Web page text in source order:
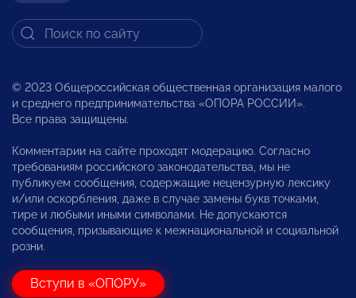
© 2023 Общероссийская общественная организация малого
и среднего предпринимательства «ОПОРА РОССИИ».
Все права защищены.
Комментарии на сайте проходят модерацию. Согласно
требованиям российского законодательства, мы не
публикуем сообщения, содержащие нецензурную лексику
и/или оскорбления, даже в случае замены букв точками,
тире и любыми иными символами. Не допускаются
сообщения, призывающие к межнациональной и социальной
розни.
Вступи в «ОПОРУ»